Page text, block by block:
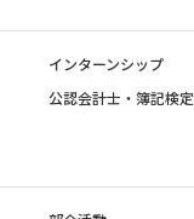
インターンシップ
公認会計士・簿記検定